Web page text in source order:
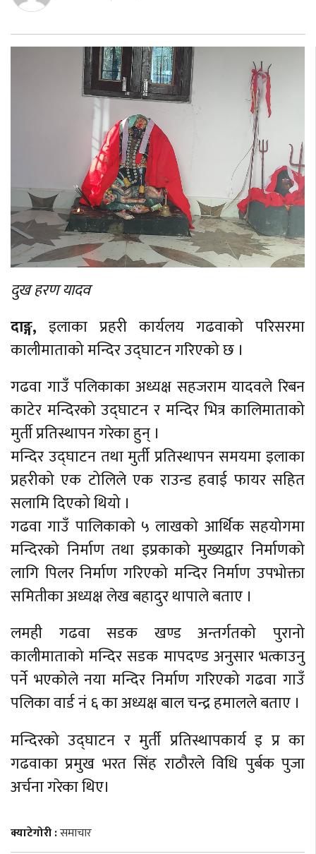
दुख हरण यादव
दाङ्ग, इलाका प्रहरी कार्यलय गढवाको परिसरमा
कालीमाताको मन्दिर उद्घाटन गरिएको छ ।
गढवा गाउँ पलिकाका अध्यक्ष सहजराम यादवले रिबन
काटेर मन्दिरको उद्घाटन र मन्दिर भित्र कालिमाताको
मुर्ती प्रतिस्थापन गरेका हुन् ।
मन्दिर उद्घाटन तथा मुर्ती प्रतिस्थापन समयमा इलाका
प्रहरीको एक टोलिले एक राउन्ड हवाई फायर सहित
सलामि दिएको थियो ।
गढवा गाउँ पालिकाको ५ लाखको आर्थिक सहयोगमा
मन्दिरको निर्माण तथा इप्रकाको मुख्यद्वार निर्माणको
लागि पिलर निर्माण गरिएको मन्दिर निर्माण उपभोक्ता
समितीका अध्यक्ष लेख बहादुर थापाले बताए ।
लमही गढवा सडक खण्ड अन्तर्गतको पुरानो
कालीमाताको मन्दिर सडक मापदण्ड अनुसार भत्काउनु
पर्ने भएकोले नया मन्दिर निर्माण गरिएको गढवा गाउँ
पलिका वार्ड नं ६ का अध्यक्ष बाल चन्द्र हमालले बताए ।
मन्दिरको उद्घाटन र मुर्ती प्रतिस्थापकार्य इ प्र का
गढवाका प्रमुख भरत सिंह राठौरले विधि पुर्बक पुजा
अर्चना गरेका थिए।
क्याटेगोरी :समाचार